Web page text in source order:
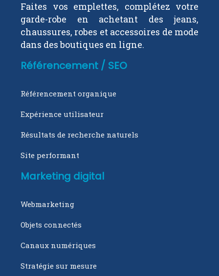
Faites vos emplettes, complétez votre
garde-robe en achetant des jeans,
chaussures, robes et accessoires de mode
dans des boutiques en ligne.
Référencement / SEO
Référencement organique
Expérience utilisateur
Résultats de recherche naturels
Site performant
Marketing digital
Webmarketing
Objets connectés
Canaux numériques
Stratégie sur mesure